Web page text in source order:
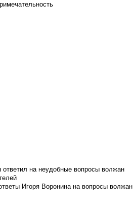
на неудобные вопросы волжан
Игоря Воронина на вопросы волжан